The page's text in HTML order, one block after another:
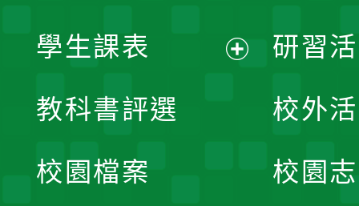
學生課表
教科書評選
校園檔案
研習
校外
校園